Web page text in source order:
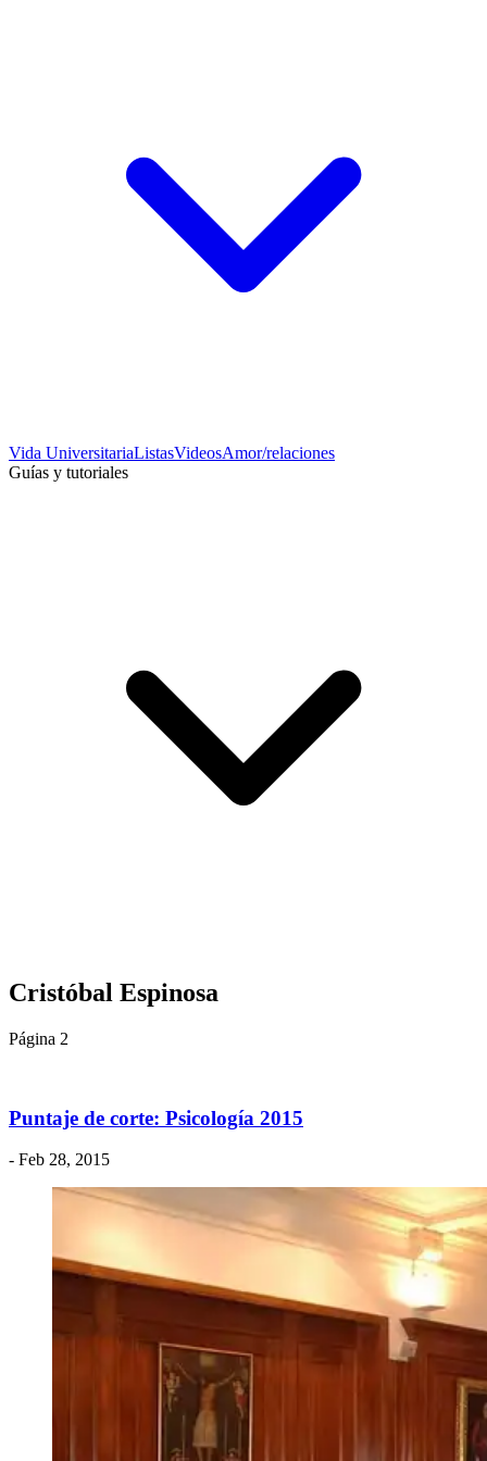
Vida UniversitariaListasVideosAmor/relaciones
Guías y tutoriales
Cristóbal Espinosa
Página 2
Puntaje de corte: Psicología 2015
- Feb 28, 2015